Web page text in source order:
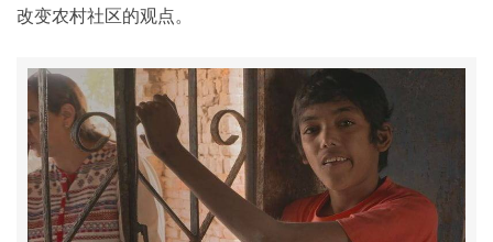
改变农村社区的观点。